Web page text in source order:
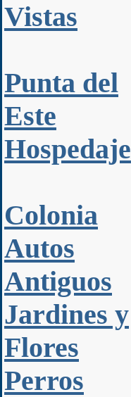
Vistas
Punta del
Este
Hospedaje
Colonia
Autos
Antiguos
Jardines y
Flores
Perros